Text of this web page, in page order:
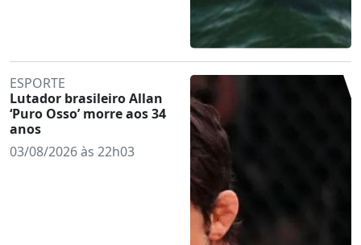
ESPORTE
Lutador brasileiro Allan
‘Puro Osso’ morre aos 34
anos
03/08/2026 às 22h03